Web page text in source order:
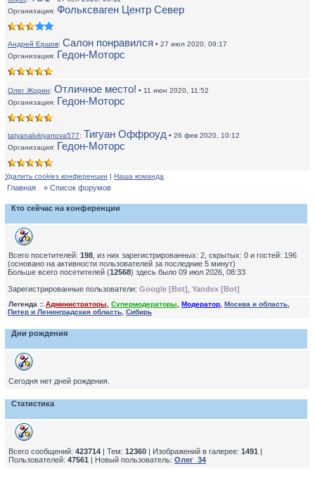
Организация: Фольксваген Центр Север
Андрей Ершов: Салон понравился • 27 июл 2020, 09:17
Организация: Гедон-Моторс
Олег Жорин: Отличное место! • 11 июн 2020, 11:52
Организация: Гедон-Моторс
tatyanalukiyanova577: Тигуан Оффроуд • 26 фев 2020, 10:12
Организация: Гедон-Моторс
Удалить cookies конференции | Наша команда
Главная » Список форумов
Кто сейчас на конференции
Всего посетителей: 198 , из них зарегистрированных: 2, скрытых: 0 и гостей: 196
(основано на активности пользователей за последние 5 минут)
Больше всего посетителей (12568) здесь было 09 июл 2026, 08:33
Зарегистрированные пользователи: Google [Bot] Yandex [Bot]
Легенда :: Администраторы Супермодераторы Модератор Москва и область
Питер и Ленинградская область Сибирь
Дни рождения
Сегодня нет дней рождения.
Статистика
Всего сообщений: 423714 | Тем: 12360 | Изображений в галерее: 1491 |
Пользователей: 47561 | Новый пользователь: Олег_34